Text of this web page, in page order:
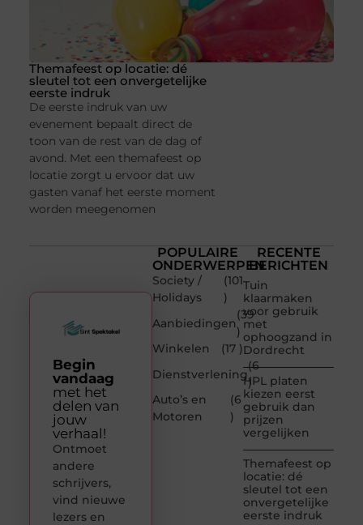
Themafeest op locatie: dé
sleutel tot een onvergetelijke
eerste indruk
De eerste indruk van uw
evenement bepaalt direct de
toon van de rest van de dag of
avond. Met een themafeest op
locatie zorgt u ervoor dat uw
gasten vanaf het eerste moment
worden meegenomen
POPULAIRE
ONDERWERPEN
Society /
Holidays
(101
)
Aanbiedingen
(39
)
Winkelen
(17 )
Dienstverlening
(6
)
Auto’s en
Motoren
(6
)
RECENTE
BERICHTEN
Tuin
klaarmaken
voor gebruik
met
ophoogzand in
Dordrecht
HPL platen
kiezen eerst
gebruik dan
prijzen
vergelijken
Themafeest op
locatie: dé
sleutel tot een
onvergetelijke
eerste indruk
Begin
vandaag
met het
delen van
jouw
verhaal!
Ontmoet
andere
schrijvers,
vind nieuwe
lezers en